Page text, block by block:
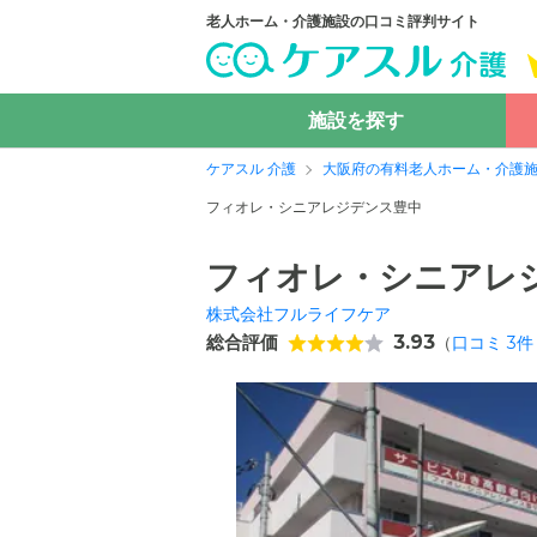
老人ホーム・介護施設の口コミ評判サイト
施設を探す
ケアスル 介護 大阪府の有料老人ホーム・介護
フィオレ・シニアレジデンス豊中
フィオレ・シニアレ
株式会社フルライフケア
総合評価 3.93 （口コミ 3件